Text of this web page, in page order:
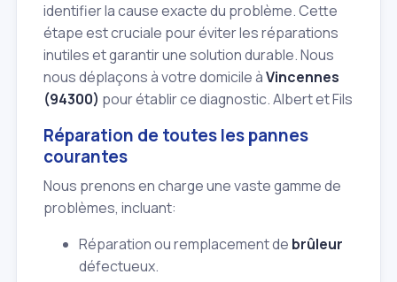
identifier la cause exacte du problème. Cette
étape est cruciale pour éviter les réparations
inutiles et garantir une solution durable. Nous
nous déplaçons à votre domicile àVincennes
(94300) pour établir ce diagnostic. Albert et Fils
Réparation de toutes les pannes
courantes
Nous prenons en charge une vaste gamme de
problèmes, incluant:
Réparation ou remplacement de brûleur
défectueux.